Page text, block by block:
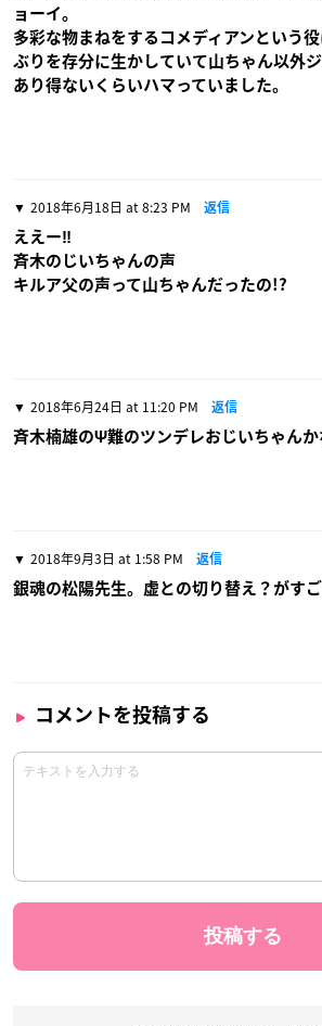
ョーイ。
多彩な物まねをするコメディアンという
ぶりを存分に生かしていて山ちゃん以外
あり得ないくらいハマっていました。
2018年6月18日 at 8:23 PM 返信
ええー‼
斉木のじいちゃんの声
キルア父の声って山ちゃんだったの!?
2018年6月24日 at 11:20 PM 返信
斉木楠雄のΨ難のツンデレおじいちゃんか
2018年9月3日 at 1:58 PM 返信
銀魂の松陽先生。虚との切り替え？がす
コメントを投稿する